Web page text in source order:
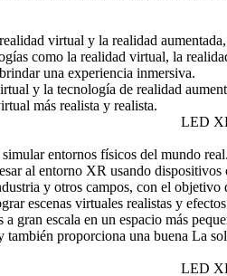
virtual y la realidad
como la realidad virtual, la
una experiencia inmersiva.
y la tecnología de realidad
más realista y realista.
entornos físicos del mundo
al entorno XR usando
y otros campos, con el objetivo
escenas virtuales realistas y
gran escala en un espacio más
proporciona una buena La